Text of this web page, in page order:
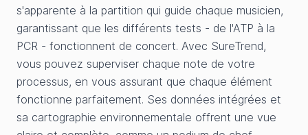
s'apparente à la partition qui guide chaque musicien,
garantissant que les différents tests - de l'ATP à la
PCR - fonctionnent de concert. Avec SureTrend,
vous pouvez superviser chaque note de votre
processus, en vous assurant que chaque élément
fonctionne parfaitement. Ses données intégrées et
sa cartographie environnementale offrent une vue